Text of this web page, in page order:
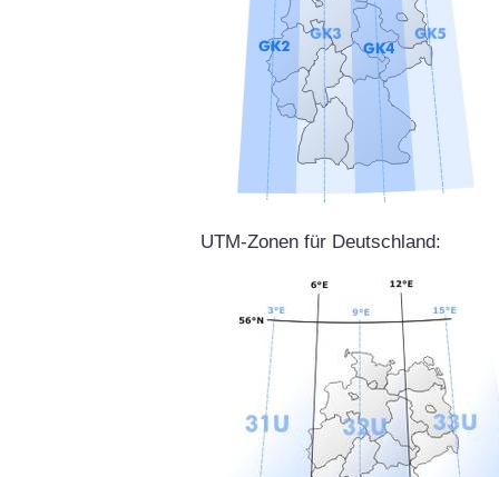
UTM-Zonen für Deutschland: